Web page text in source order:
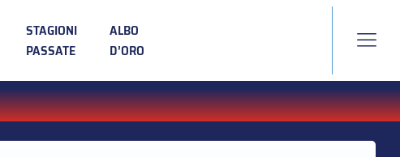
STAGIONI
PASSATE
ALBO
D’ORO